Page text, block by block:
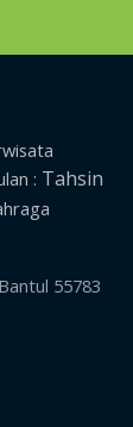
: Tahsin
55783